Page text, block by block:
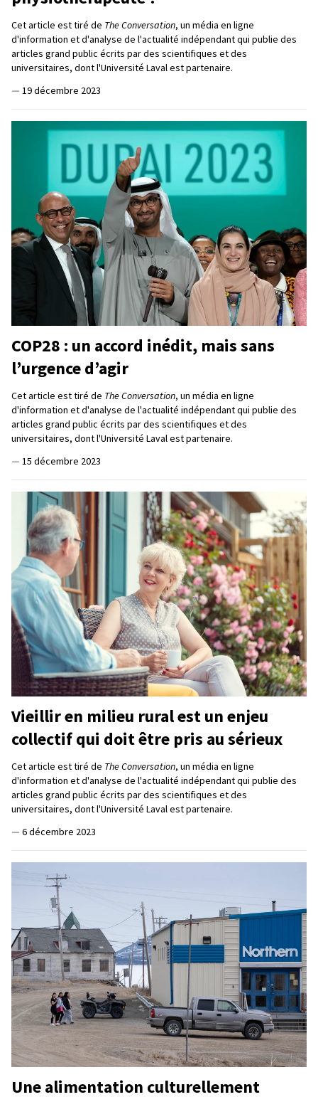
Cet article est tiré de The Conversation, un média en ligne
d'information et d'analyse de l'actualité indépendant qui publie des
articles grand public écrits par des scientifiques et des
universitaires, dont l'Université Laval est partenaire.
— 19 décembre 2023
COP28 : un accord inédit, mais sans
l’urgence d’agir
Cet article est tiré de The Conversation, un média en ligne
d'information et d'analyse de l'actualité indépendant qui publie des
articles grand public écrits par des scientifiques et des
universitaires, dont l'Université Laval est partenaire.
— 15 décembre 2023
Vieillir en milieu rural est un enjeu
collectif qui doit être pris au sérieux
Cet article est tiré de The Conversation, un média en ligne
d'information et d'analyse de l'actualité indépendant qui publie des
articles grand public écrits par des scientifiques et des
universitaires, dont l'Université Laval est partenaire.
— 6 décembre 2023
Une alimentation culturellement